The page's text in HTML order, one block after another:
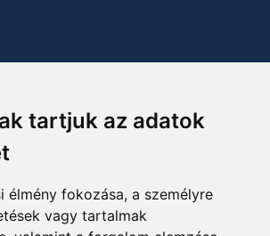
tartjuk az adatok
élmény fokozása, a személyre
vagy tartalmak